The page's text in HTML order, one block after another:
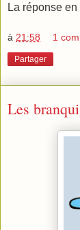
La réponse
à 21:58 1
Partager
Les